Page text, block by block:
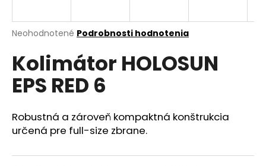
Priemerné
produktu
je
0,0
hviezdičiek.
Neohodnotené Podrobnosti hodnotenia
Kolimátor HOLOSUN
EPS RED 6
Robustná a zároveň kompaktná konštrukcia
určená pre full-size zbrane.
j
ť
?
HĽADAŤ